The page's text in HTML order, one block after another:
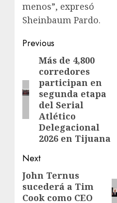
menos”, expresó
Sheinbaum Pardo.
Previous
Más de 4,800
corredores
participan en
segunda etapa
del Serial
Atlético
Delegacional
2026 en Tijuana
Next
John Ternus
sucederá a Tim
Cook como CEO